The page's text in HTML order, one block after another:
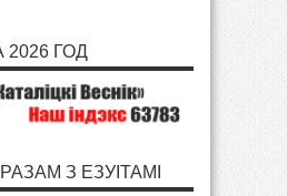
2026 ГОД
З ЕЗУІТАМІ